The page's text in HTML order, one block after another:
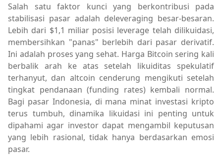
Salah satu faktor kunci yang berkontribusi pada
stabilisasi pasar adalah deleveraging besar-besaran.
Lebih dari $1,1 miliar posisi leverage telah dilikuidasi,
membersihkan "panas" berlebih dari pasar derivatif.
Ini adalah proses yang sehat. Harga Bitcoin sering kali
berbalik arah ke atas setelah likuiditas spekulatif
terhanyut, dan altcoin cenderung mengikuti setelah
tingkat pendanaan (funding rates) kembali normal.
Bagi pasar Indonesia, di mana minat investasi kripto
terus tumbuh, dinamika likuidasi ini penting untuk
dipahami agar investor dapat mengambil keputusan
yang lebih rasional, tidak hanya berdasarkan emosi
pasar.